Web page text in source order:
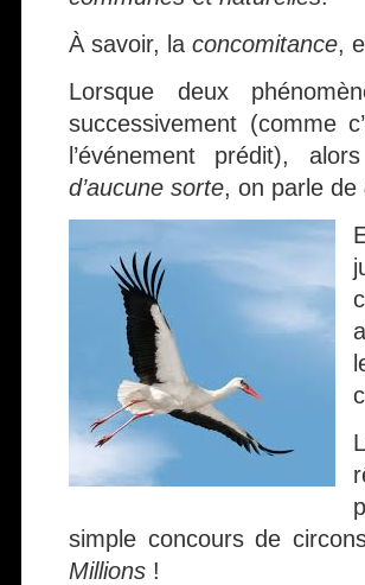
À savoir, la concomitance,
Lorsque deux
successivement (comme
l’événement prédit),
d’aucune sorte, on parle de
simple concours de
Millions !